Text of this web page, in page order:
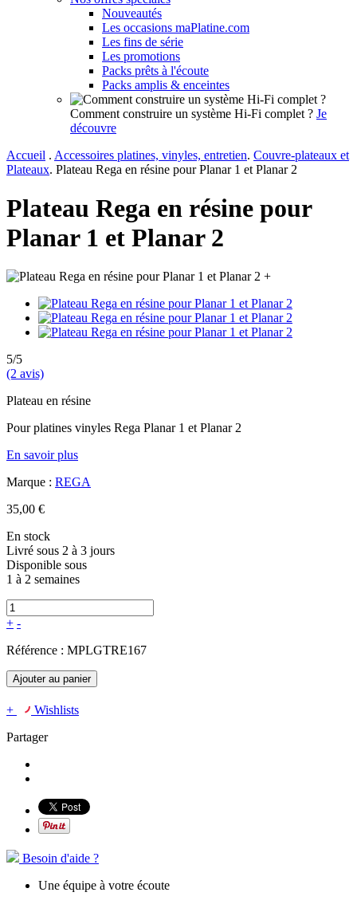
Nouveautés
Les occasions maPlatine.com
Les fins de série
Les promotions
Packs prêts à l'écoute
Packs amplis & enceintes
Comment construire un système Hi-Fi complet ? Je
découvre
Accueil . Accessoires platines, vinyles, entretien. Couvre-plateaux et
Plateaux. Plateau Rega en résine pour Planar 1 et Planar 2
Plateau Rega en résine pour
Planar 1 et Planar 2
+
5/5
(2 avis)
Plateau en résine
Pour platines vinyles Rega Planar 1 et Planar 2
En savoir plus
Marque : REGA
35,00 €
En stock
Livré sous 2 à 3 jours
Disponible sous
1 à 2 semaines
+ -
Référence : MPLGTRE167
Ajouter au panier
+
Wishlists
Partager
Besoin d'aide ?
Une équipe à votre écoute